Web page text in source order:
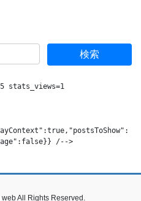
stats_views=1
/-->
All Rights Reserved.